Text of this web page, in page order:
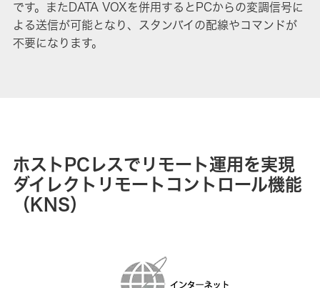
です。またDATA VOXを併用するとPCからの変調信号に
よる送信が可能となり、スタンバイの配線やコマンドが
不要になります。
ホストPCレスでリモート運用を実現
ダイレクトリモートコントロール機能
（KNS）